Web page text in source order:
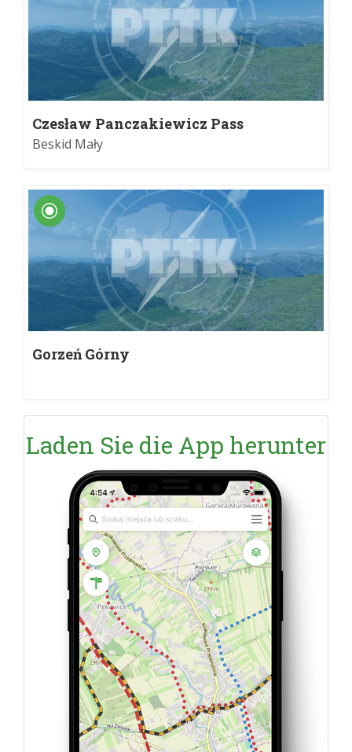
Czesław Panczakiewicz Pass
Beskid Mały
Gorzeń Górny
Laden Sie die App herunter